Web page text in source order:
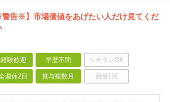
警告※】市場価値をあげたい人だけ見てくだ
験歓迎 学歴不問 ベテランOK
週休2日 賞与複数月 面接1回